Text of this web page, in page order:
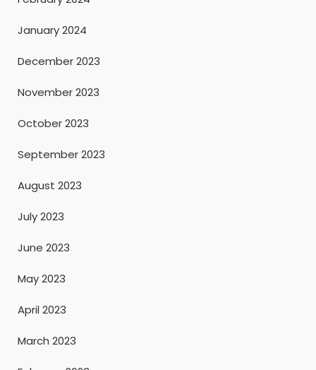
January 2024
December 2023
November 2023
October 2023
September 2023
August 2023
July 2023
June 2023
May 2023
April 2023
March 2023